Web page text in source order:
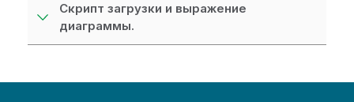
Скрипт загрузки и выражение
диаграммы.